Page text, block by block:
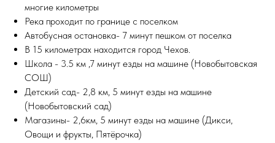
многие километры
Река проходит по границе с поселком
Автобусная остановка- 7 минут пешком от поселка
В 15 километрах находится город Чехов.
Школа - 3.5 км ,7 минут езды на машине (Новобытовская
СОШ)
Детский сад- 2,8 км, 5 минут езды на машине
(Новобытовский сад)
Магазины- 2,6км, 5 минут езды на машине (Дикси,
Овощи и фрукты, Пятёрочка)